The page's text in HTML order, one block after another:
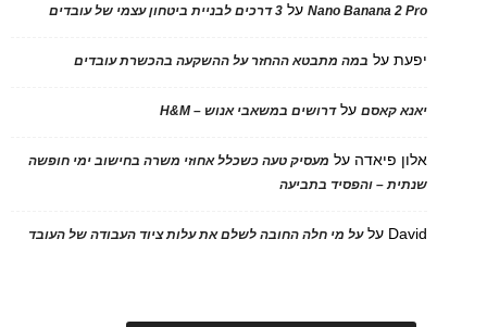
Nano Banana 2 Proעל 3 דרכים לבניית ביטחון עצמי של עובדים
יפעתעל במה מתבטא ההחזר על ההשקעה בהכשרת עובדים
יאנא קאסםעלדרושים במשאבי אנוש – H&M
אלון פיאדה על מעסיק טעה כשכלל אחוזי משרה בחישוב ימי חופשה
שנתית – והפסיד בתביעה
David עלעל מי חלה החובה לשלם את עלות ציוד העבודה של העובד